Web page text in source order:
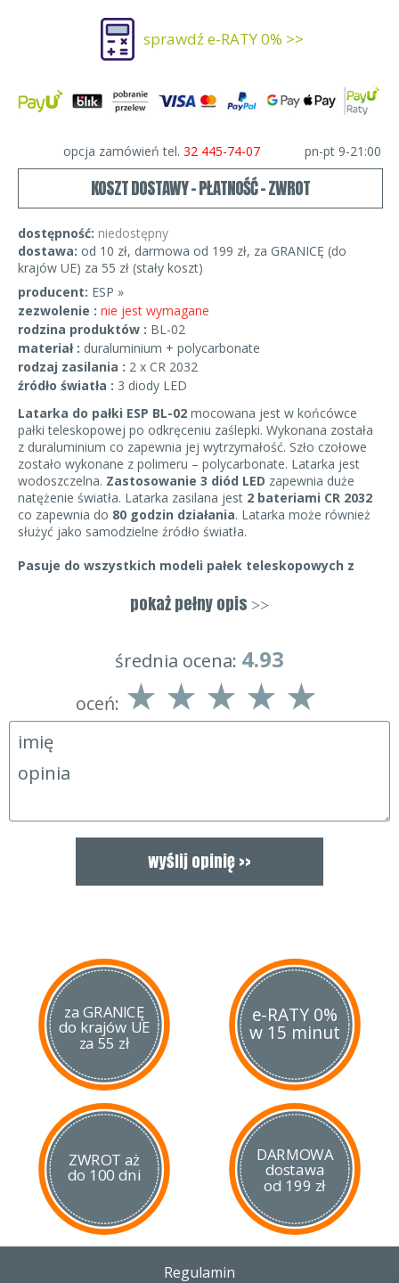
sprawdź e-RATY 0% >>
opcja zamówień tel. 32 445-74-07 pn-pt 9-21:00
KOSZT DOSTAWY - PŁATNOŚĆ - ZWROT
dostępność: niedostępny
dostawa: od 10 zł, darmowa od 199 zł, za GRANICĘ (do
krajów UE) za 55 zł (stały koszt)
producent: ESP »
zezwolenie : nie jest wymagane
rodzina produktów : BL-02
materiał : duraluminium + polycarbonate
rodzaj zasilania : 2 x CR 2032
źródło światła : 3 diody LED
Latarka do pałki ESP BL-02 mocowana jest w końcówce
pałki teleskopowej po odkręceniu zaślepki. Wykonana została
z duraluminium co zapewnia jej wytrzymałość. Szło czołowe
zostało wykonane z polimeru – polycarbonate. Latarka jest
wodoszczelna. Zastosowanie 3 diód LED zapewnia duże
natężenie światła. Latarka zasilana jest 2 bateriami CR 2032
co zapewnia do 80 godzin działania. Latarka może również
służyć jako samodzielne źródło światła.
Pasuje do wszystkich modeli pałek teleskopowych z
pokaż pełny opis >>
średnia ocena: 4.93
oceń:
za GRANICĘ
do krajów UE
za 55 zł
e-RATY 0%
w 15 minut
ZWROT aż
do 100 dni
DARMOWA
dostawa
od 199 zł
Regulamin